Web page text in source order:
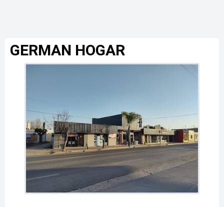
GERMAN HOGAR